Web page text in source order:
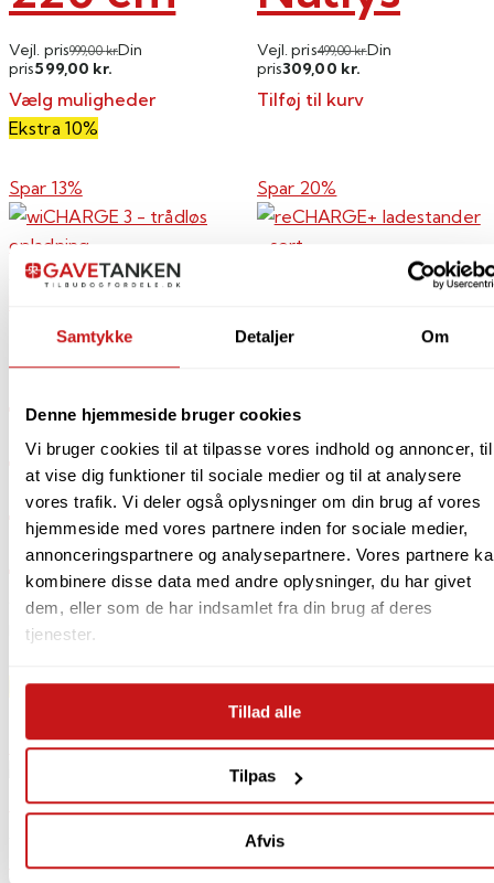
Samtykke Detaljer Om
Denne hjemmeside bruger cookies
Vi bruger cookies til at tilpasse vores indhold og annoncer, til
at vise dig funktioner til sociale medier og til at analysere
vores trafik. Vi deler også oplysninger om din brug af vores
hjemmeside med vores partnere inden for sociale medier,
annonceringspartnere og analysepartnere. Vores partnere
kombinere disse data med andre oplysninger, du har givet
dem, eller som de har indsamlet fra din brug af deres
tjenester.
Tillad alle
Tilpas
Afvis
Vejl. pris999,00kr.Din
pris599,00 kr.
Vælg muligheder
Dette
har
flere
varianter.
Mulighederne
vælges
Ekstra 10%
Vejl. pris499,00kr.Din
pris309,00 kr.
Tilføj til kurv
Spar 13%
Add to Wishlist
wiCHARGE
3 –
trådløs
opladning
Vejl. pris 299,00kr.Din
pris259,00
Ekstra 10%
Spar 20%
– sort
Vejl. pris499,00 kr.Din
pris
399,00
Tilføj til kurv
Spar op til54%
Georg Jensen Damask
Spar 17%
Add to Wishlist
Kreafunk